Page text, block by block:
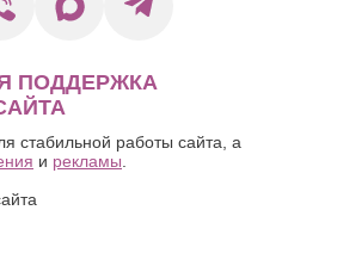
ПОДДЕРЖКА
стабильной работы сайта, а
и рекламы